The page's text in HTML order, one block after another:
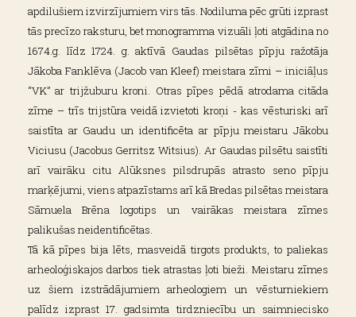
apdilušiem izvirzījumiem virs tās. Nodiluma pēc grūti izprast
tās precīzo raksturu, bet monogramma vizuāli ļoti atgādina no
1674.g. līdz 1724. g. aktīvā Gaudas pilsētas pīpju ražotāja
Jākoba Fanklēva (Jacob van Kleef) meistara zīmi – iniciāļus
“VK” ar trijžuburu kroni. Otras pīpes pēdā atrodama citāda
zīme – trīs trijstūra veidā izvietoti kroņi - kas vēsturiski arī
saistīta ar Gaudu un identificēta ar pīpju meistaru Jākobu
Viciusu (Jacobus Gerritsz Witsius). Ar Gaudas pilsētu saistīti
arī vairāku citu Alūksnes pilsdrupās atrasto seno pīpju
marķējumi, viens atpazīstams arī kā Bredas pilsētas meistara
Sāmuela Brēna logotips un vairākas meistara zīmes
palikušas neidentificētas.
Tā kā pīpes bija lēts, masveidā tirgots produkts, to paliekas
arheoloģiskajos darbos tiek atrastas ļoti bieži. Meistaru zīmes
uz šiem izstrādājumiem arheologiem un vēsturniekiem
palīdz izprast 17. gadsimta tirdzniecību un saimniecisko